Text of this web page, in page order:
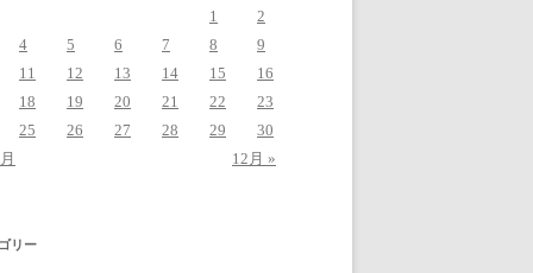
1
2
4
5 6 7 8
9
11
12 13 14 15
16
18
19 20 21 22
23
25
26 27 28 29
30
12月 »
リー